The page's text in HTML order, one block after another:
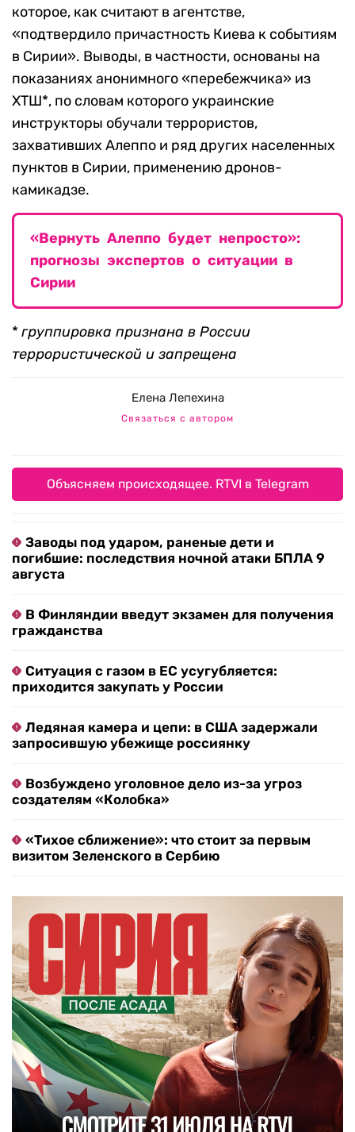
которое, как считают в агентстве,
«подтвердило причастность Киева к событиям
в Сирии». Выводы, в частности, основаны на
показаниях анонимного «перебежчика» из
ХТШ*, по словам которого украинские
инструкторы обучали террористов,
захвативших Алеппо и ряд других населенных
пунктов в Сирии, применению дронов-
камикадзе.
«Вернуть Алеппо будет непросто»:
прогнозы экспертов о ситуации в
Сирии
* группировка признана в России
террористической и запрещена
Елена Лепехина
Связаться с автором
Объясняем происходящее. RTVI в Telegram
Заводы под ударом, раненые дети и
погибшие: последствия ночной атаки БПЛА 9
августа
В Финляндии введут экзамен для получения
гражданства
Ситуация с газом в ЕС усугубляется:
приходится закупать у России
Ледяная камера и цепи: в США задержали
запросившую убежище россиянку
Возбуждено уголовное дело из-за угроз
создателям «Колобка»
«Тихое сближение»: что стоит за первым
визитом Зеленского в Сербию